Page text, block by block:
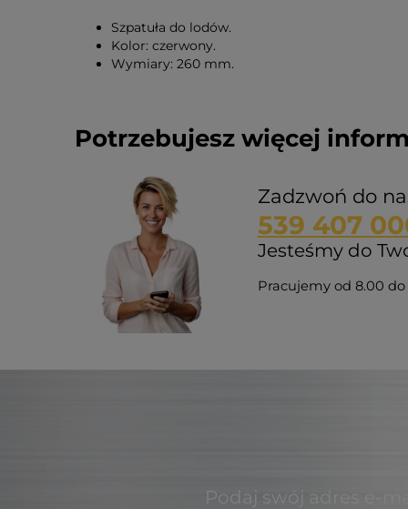
Szpatuła do lodów.
Kolor: czerwony.
Wymiary: 260 mm.
Potrzebujesz więcej
Zadzwoń do
539 407
Jesteśmy do
Pracujemy od 8.00
Podaj swój adres e-